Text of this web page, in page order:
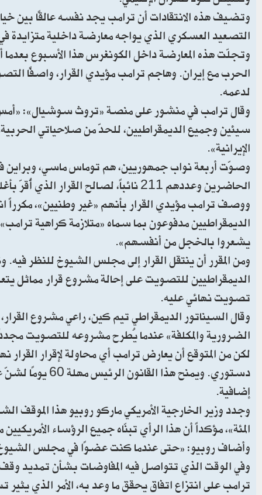
وتضيف هذه الانتقادات أن ترامب يجد نفسه عالقًا بين
التصعيد العسكري الذي يواجه معارضة داخلية متزايدة في
وتجلّت هذه المعارضة داخل الكونغرس هذا الأسبوع
الحرب مع إيران. وهاجم ترامب مؤيدي القرار، واصفًا
لدعمه.
وقال ترامب في منشور على منصة «تروث سوشيال»:
سيئين وجميع الديمقراطيين، للحدّ من صلاحياتي
الإيرانية».
وصوّت أربعة نواب جمهوريين، هم توماس ماسي، وبراين
الحاضرين وعددهم 211 نائباً، لصالح القرار الذي أُقرّ بأغلبية 215 صوتاً مقابل 208.
ووصف ترامب مؤيدي القرار بأنهم «غير وطنيين»، مكرراً
الديمقراطيين مدفوعون بما سماه «متلازمة كراهية
يشعروا بالخجل من أنفسهم».
ومن المقرر أن ينتقل القرار إلى مجلس الشيوخ للنظر
الديمقراطيين للتصويت على إحالة مشروع قرار مماثل
تصويت نهائي عليه.
وقال السيناتور الديمقراطي تيم كين، راعي مشروع
الضرورية والمكلفة» عندما يُطرح مشروعه للتصويت
إضافية.
المئة»، مؤكداً أن هذا الرأي تبنّاه جميع الرؤساء الأمريكيين
وأضاف روبيو: «حتى عندما كنت عضوًا في مجلس
وفي الوقت الذي تتواصل فيه المفاوضات بشأن تمديد
ترامب على انتزاع اتفاق يحقق ما وعد به، الأمر الذي